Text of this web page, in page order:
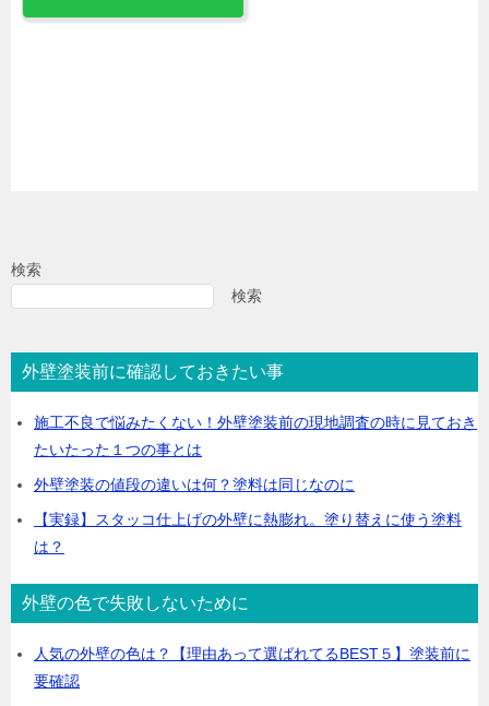
検索
検索
外壁塗装前に確認しておきたい事
施工不良で悩みたくない！外壁塗装前の現地調査の時に見ておき
たいたった１つの事とは
外壁塗装の値段の違いは何？塗料は同じなのに
【実録】スタッコ仕上げの外壁に熱膨れ。塗り替えに使う塗料
は？
外壁の色で失敗しないために
人気の外壁の色は？【理由あって選ばれてるBEST５】塗装前に
要確認